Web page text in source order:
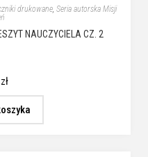
drukowane, Seria autorska Misji
NAUCZYCIELA CZ. 2
zł